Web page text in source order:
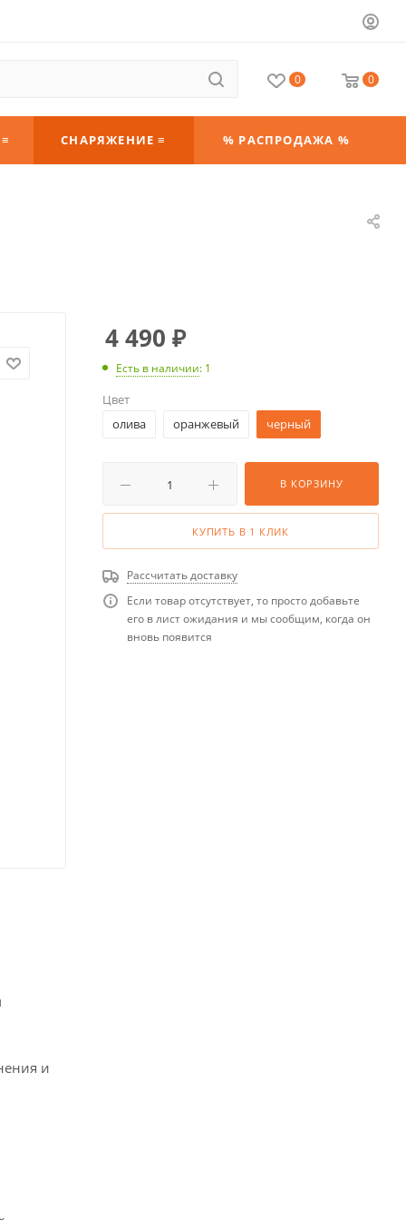
0 0
СНАРЯЖЕНИЕ ≡ % РАСПРОДАЖА %
и
4 490 ₽
Есть в наличии: 1
Цвет
олива
оранжевый черный
В КОРЗИНУ
КУПИТЬ В 1 КЛИК
Рассчитать доставку
Если товар отсутствует, то просто добавьте
его в лист ожидания и мы сообщим, когда он
вновь появится